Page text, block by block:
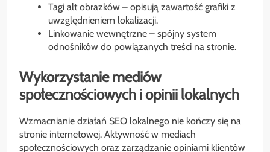
Tagi alt obrazków – opisują zawartość grafiki z
uwzględnieniem lokalizacji.
Linkowanie wewnętrzne – spójny system
odnośników do powiązanych treści na stronie.
Wykorzystanie mediów
społecznościowych i opinii lokalnych
Wzmacnianie działań SEO lokalnego nie kończy się na
stronie internetowej. Aktywność w mediach
społecznościowych oraz zarządzanie opiniami klientów